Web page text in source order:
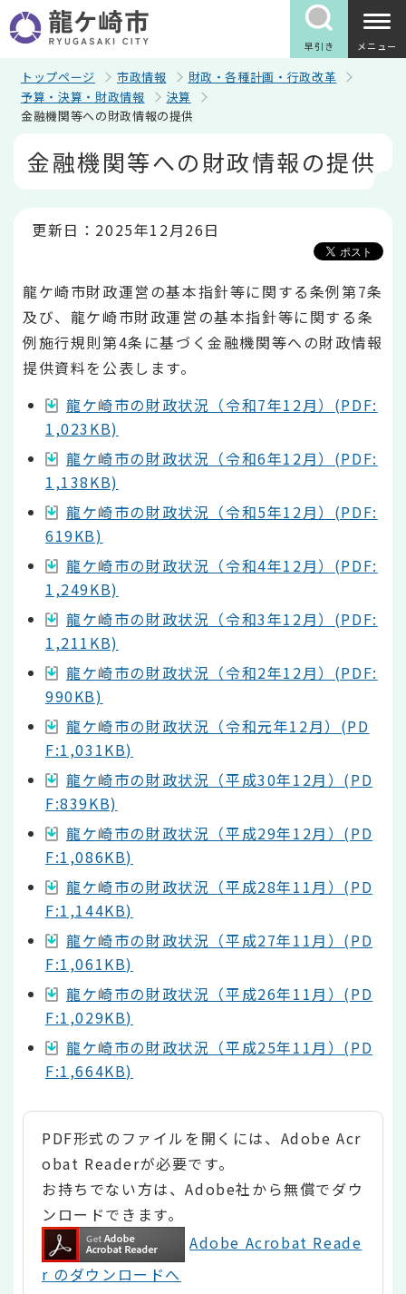
の
ペ
早引き メニュー
トップページ 市政情報
財政・各種計画・行政改革
予算・決算・財政情報
決算
金融機関等への財政情報の提供
金融機関等への財政情報の提供
更新日：2025年12月26日
龍ケ崎市財政運営の基本指針等に関する条例第7条
及び、龍ケ崎市財政運営の基本指針等に関する条
例施行規則第4条に基づく金融機関等への財政情報
提供資料を公表します。
龍ケ崎市の財政状況（令和7年12月）(PDF:
1,023KB)
龍ケ崎市の財政状況（令和6年12月）(PDF:
1,138KB)
龍ケ崎市の財政状況（令和5年12月）(PDF:
619KB)
龍ケ崎市の財政状況（令和4年12月）(PDF:
1,249KB)
龍ケ崎市の財政状況（令和3年12月）(PDF:
1,211KB)
龍ケ崎市の財政状況（令和2年12月）(PDF:
990KB)
龍ケ崎市の財政状況（令和元年12月）(PD
F:1,031KB)
龍ケ崎市の財政状況（平成30年12月）(PD
F:839KB)
龍ケ崎市の財政状況（平成29年12月）(PD
F:1,086KB)
龍ケ崎市の財政状況（平成28年11月）(PD
F:1,144KB)
龍ケ崎市の財政状況（平成27年11月）(PD
F:1,061KB)
龍ケ崎市の財政状況（平成26年11月）(PD
F:1,029KB)
龍ケ崎市の財政状況（平成25年11月）(PD
F:1,664KB)
PDF形式のファイルを開くには、Adobe Acr
obat Readerが必要です。
お持ちでない方は、Adobe社から無償でダウ
ンロードできます。
Adobe Acrobat Reade
r のダウンロードへ